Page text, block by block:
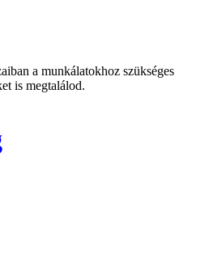
a munkálatokhoz szükséges
is megtalálod.